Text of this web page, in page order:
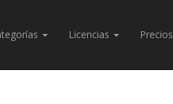
Licencias Precios